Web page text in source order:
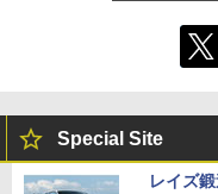
Special Site
レイズ